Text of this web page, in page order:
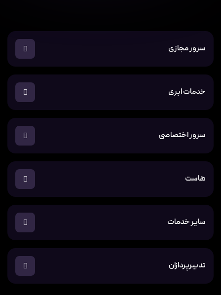
سرور مجازی
خدمات ابری
سرور اختصاصی
هاست
سایر خدمات
تدبیرپردازان